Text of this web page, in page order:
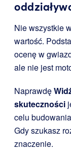
Nie wszystkie
wartość.
ocenę w
ale nie jest
Naprawdę
skuteczności
celu
Gdy szukasz
znaczenie.